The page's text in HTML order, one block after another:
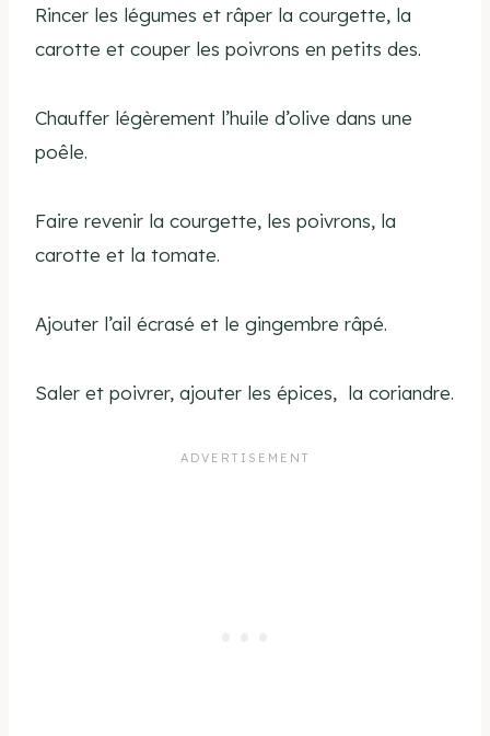
Rincer les légumes et râper la courgette, la
carotte et couper les poivrons en petits des.
Chauffer légèrement l’huile d’olive dans une
poêle.
Faire revenir la courgette, les poivrons, la
carotte et la tomate.
Ajouter l’ail écrasé et le gingembre râpé.
Saler et poivrer, ajouter les épices, la coriandre.